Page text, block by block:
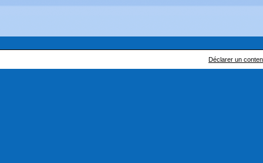
Déclarer un